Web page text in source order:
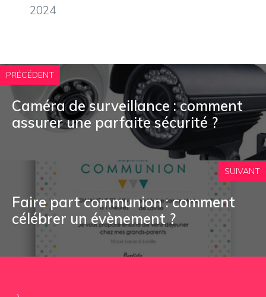
2024
PRÉCÉDENT
Caméra de surveillance : comment
assurer une parfaite sécurité ?
SUIVANT
Faire part communion : comment
célébrer un évènement ?